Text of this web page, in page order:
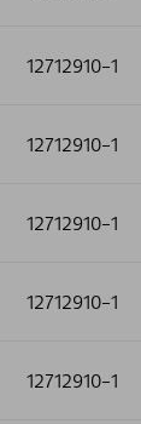
12712910-1
12712910-1
12712910-1
12712910-1
12712910-1